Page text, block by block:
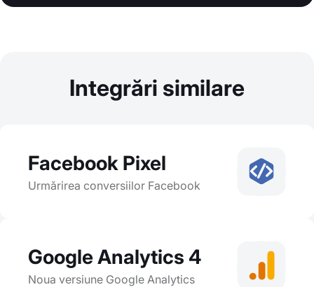
Integrări similare
Facebook Pixel
Urmărirea conversiilor Facebook
Google Analytics 4
Noua versiune Google Analytics